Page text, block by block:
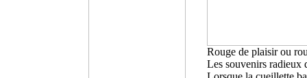
Rouge de plaisir ou
Les souvenirs radieux